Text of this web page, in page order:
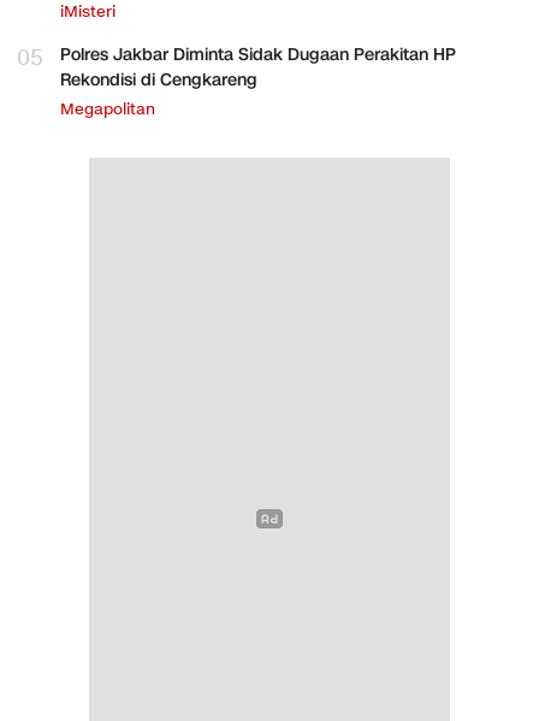
iMisteri
05
Polres Jakbar Diminta Sidak Dugaan Perakitan HP
Rekondisi di Cengkareng
Megapolitan